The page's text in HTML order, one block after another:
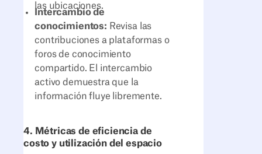
las ubicaciones.
Intercambio de
conocimientos: Revisa las
contribuciones a plataformas o
foros de conocimiento
compartido. El intercambio
activo demuestra que la
información fluye libremente.
4. Métricas de eficiencia de
costo y utilización del espacio